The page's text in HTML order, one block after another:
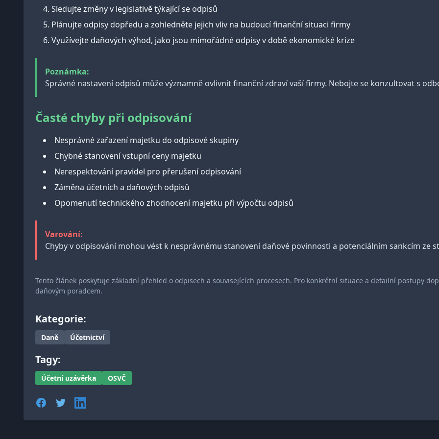
Sledujte změny v legislativě týkající se odpisů
Plánujte odpisy dopředu a zohledněte jejich vliv na budoucí finanční situaci firmy
Využívejte daňových výhod, jako jsou mimořádné odpisy v době ekonomické krize
Poznámka:
Správné nastavení odpisů může významně ovlivnit finanční zdraví vaší firmy. Nebojte se konzultovat s
Časté chyby při odpisování
Nesprávné zařazení majetku do odpisové skupiny
Chybné stanovení vstupní ceny majetku
Nerespektování pravidel pro přerušení odpisování
Záměna účetních a daňových odpisů
Opomenutí technického zhodnocení majetku při výpočtu odpisů
Varování:
Chyby v odpisování mohou vést k nesprávnému stanovení daňové povinnosti a potenciálním sankcím ze
Tento článek poskytuje základní přehled o odpisech a souvisejících procesech. Pro konkrétní situace a detailní postupy
daňovým poradcem.
Kategorie:
Daně Účetnictví
Tagy:
Účetní uzávěrka OSVČ